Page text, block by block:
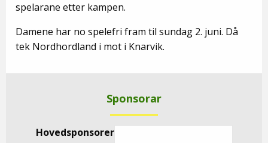
spelarane etter kampen.
Damene har no spelefri fram til sundag 2. juni. Då
tek Nordhordland i mot i Knarvik.
Sponsorar
Hovedsponsorer